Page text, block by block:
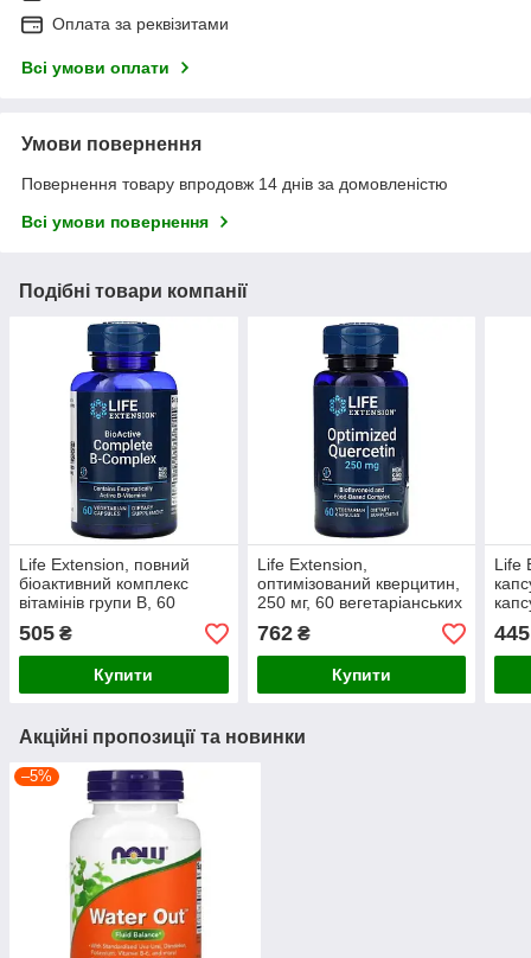
Оплата за реквізитами
Всі умови оплати
Умови повернення
Повернення товару впродовж 14 днів за домовленістю
Всі умови повернення
Подібні товари компанії
Life Extension, повний
біоактивний комплекс
вітамінів групи B, 60
вегетаріанських капсул
505 ₴
Купити
Life Extension,
оптимізований кверцитин,
250 мг, 60 вегетаріанських
капсул
762₴
Купити
Life
445
Акційні пропозиції та новинки
–5%